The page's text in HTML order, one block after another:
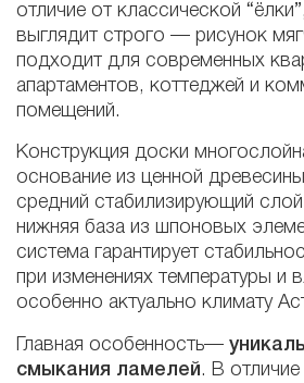
отличие от классической
выглядит строго — рисунок
подходит для современных
апартаментов, коттеджей и
помещений.
Конструкция доски
основание из ценной
средний стабилизирующий
нижняя база из шпоновых
система гарантирует
при изменениях температуры и
особенно актуально климату
Главная особенность—
смыкания ламелей. В